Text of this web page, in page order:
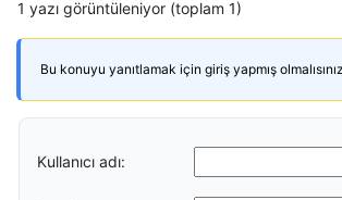
1 yazı görüntüleniyor (toplam 1)
Bu konuyu yanıtlamak için giriş yapmış
Kullanıcı adı: